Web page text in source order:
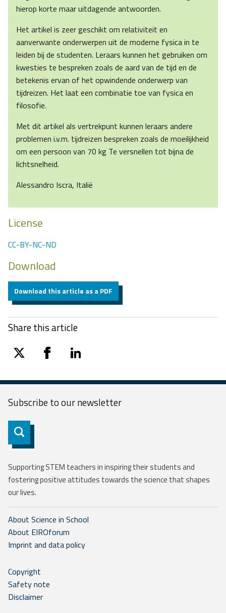
hierop korte maar uitdagende antwoorden.
Het artikel is zeer geschikt om relativiteit en
aanverwante onderwerpen uit de moderne fysica in te
leiden bij de studenten. Leraars kunnen het gebruiken om
kwesties te bespreken zoals de aard van de tijd en de
betekenis ervan of het opwindende onderwerp van
tijdreizen. Het laat een combinatie toe van fysica en
filosofie.
Met dit artikel als vertrekpunt kunnen leraars andere
problemen i.v.m. tijdreizen bespreken zoals de moeilijkheid
om een persoon van 70 kg Te versnellen tot bijna de
lichtsnelheid.
Alessandro Iscra, Italië
License
CC-BY-NC-ND
Download
Download this article as a PDF
Share this article
twitter facebooklinkedin
Subscribe to ournewsletter
Subscribe
Supporting STEM teachers in inspiring their students and
fostering positive attitudes towards the science that shapes
our lives.
About Science in School
About EIROforum
Imprint and data policy
Copyright
Safety note
Disclaimer